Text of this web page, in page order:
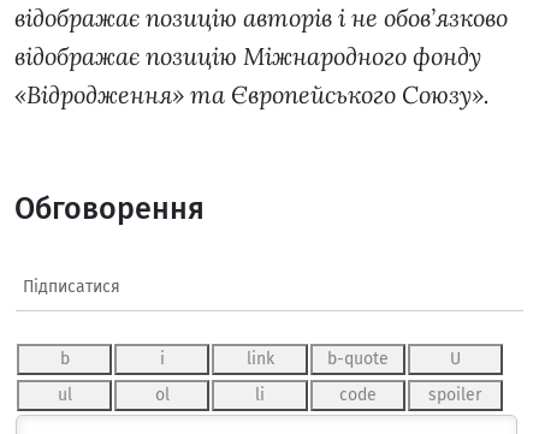
відображає позицію авторів і не обов’язково
відображає позицію Міжнародного фонду
«Відродження» та Європейського Союзу».
Обговорення
Підписатися